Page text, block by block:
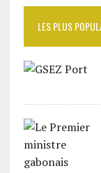
LES PLUS